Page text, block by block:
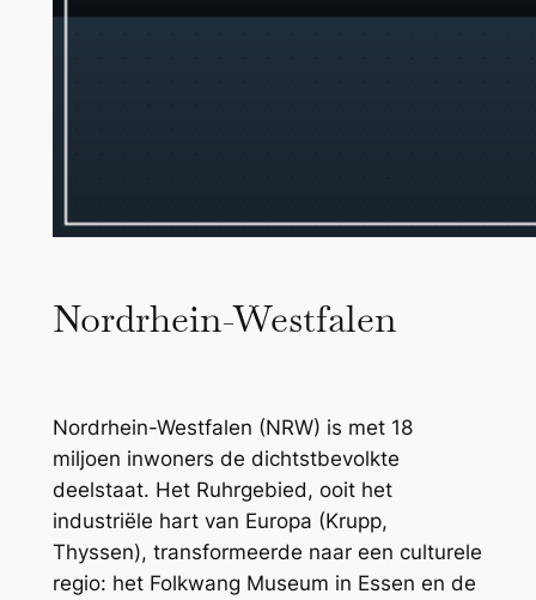
Nordrhein-Westfalen
Nordrhein-Westfalen (NRW) is met 18
miljoen inwoners de dichtstbevolkte
deelstaat. Het Ruhrgebied, ooit het
industriële hart van Europa (Krupp,
Thyssen), transformeerde naar een culturele
regio: het Folkwang Museum in Essen en de